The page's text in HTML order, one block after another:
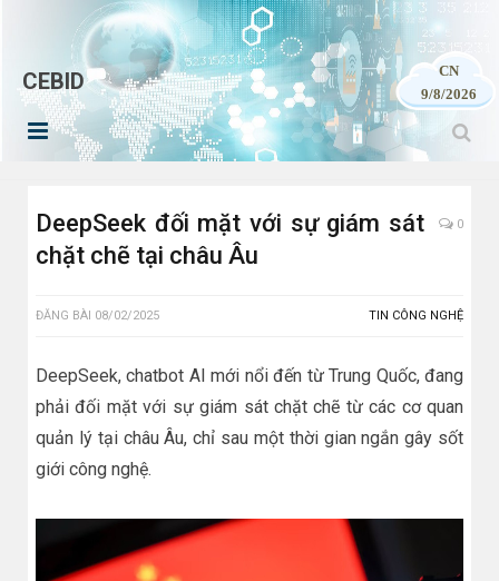
CEBID
CN
9/8/2026
DeepSeek đối mặt với sự giám sát
chặt chẽ tại châu Âu
0
ĐĂNG BÀI 08/02/2025 TIN CÔNG NGHỆ
DeepSeek, chatbot AI mới nổi đến từ Trung Quốc, đang
phải đối mặt với sự giám sát chặt chẽ từ các cơ quan
quản lý tại châu Âu, chỉ sau một thời gian ngắn gây sốt
giới công nghệ.